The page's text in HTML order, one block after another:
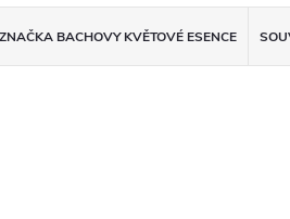
ZNAČKA BACHOVY KVĚTOVÉ ESENCE